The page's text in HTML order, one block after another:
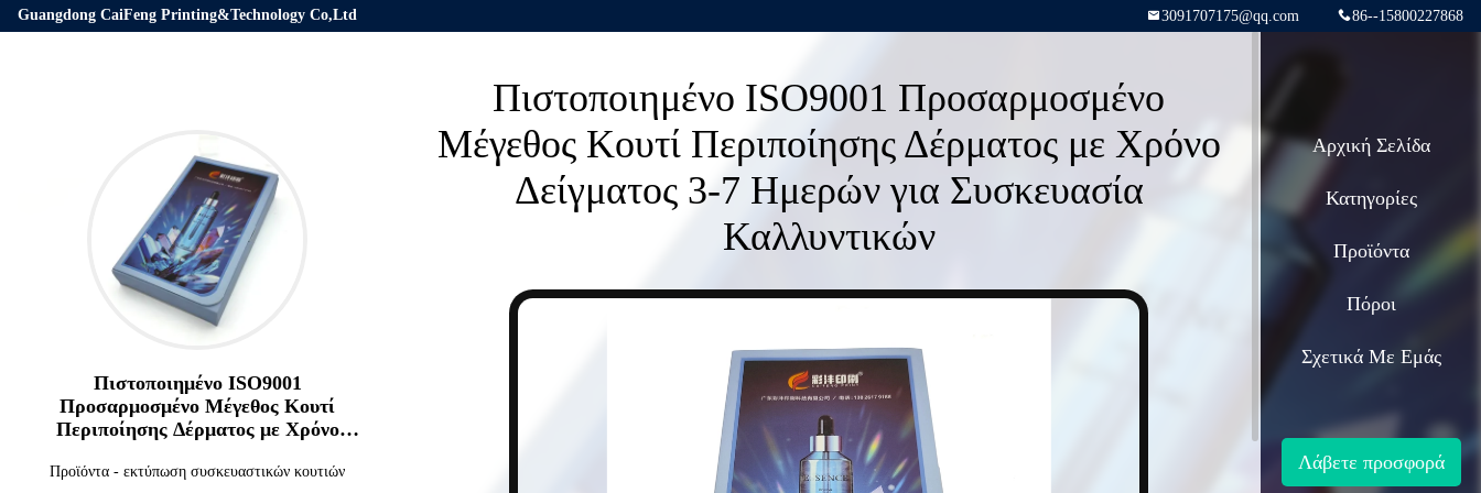
Guangdong CaiFeng Printing&Technology Co,Ltd 86--15800227868
3091707175@qq.com
Πιστοποιημένο ISO9001
Προσαρμοσμένο Μέγεθος Κουτί
Περιποίησης Δέρματος με Χρόνο
Συσκευασία Καλλυντικών
Προϊόντα - εκτύπωση συσκευαστικών κουτιών
Πιστοποιημένο ISO9001 Προσαρμοσμένο
Μέγεθος Κουτί Περιποίησης Δέρματος με Χρόνο
Δείγματος 3-7 Ημερών για Συσκευασία
Καλλυντικών
Αρχική Σελίδα
Κατηγορίες
Προϊόντα
Πόροι
Σχετικά Με Εμάς
Λάβετε προσφορά